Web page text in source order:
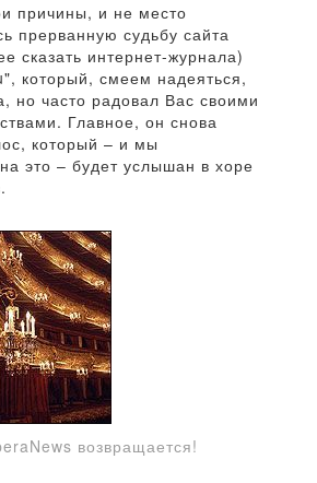
причины, и не место
прерванную судьбу сайта
сказать интернет-журнала)
который, смеем надеяться,
но часто радовал Вас своими
Главное, он снова
который – и мы
это – будет услышан в хоре
возвращается!